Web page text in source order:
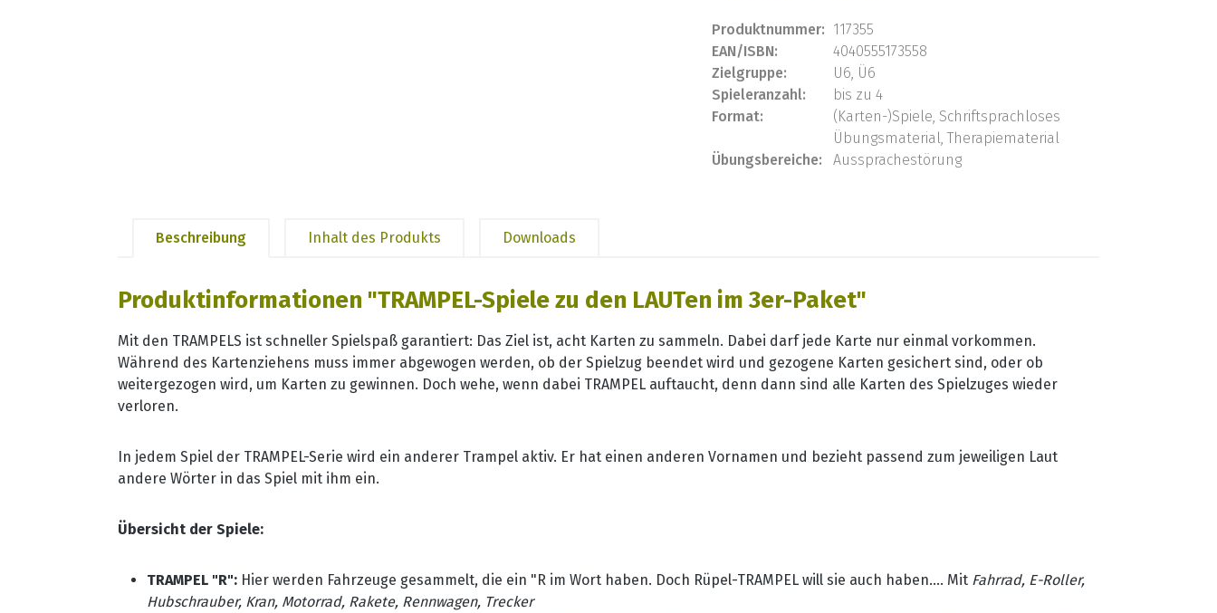
Produktnummer: 117355
EAN/ISBN:
4040555173558
Zielgruppe:
U6, Ü6
Spieleranzahl:
bis zu 4
Format:
(Karten-)Spiele, Schriftsprachloses
Übungsmaterial, Therapiematerial
Übungsbereiche:
Aussprachestörung
Beschreibung Inhalt des Produkts Downloads
Produktinformationen "TRAMPEL-Spiele zu den LAUTen im 3er-Paket"
Mit den TRAMPELS ist schneller Spielspaß garantiert: Das Ziel ist, acht Karten zu sammeln. Dabei darf jede Karte nur einmal vorkommen.
Während des Kartenziehens muss immer abgewogen werden, ob der Spielzug beendet wird und gezogene Karten gesichert sind, oder ob
weitergezogen wird, um Karten zu gewinnen. Doch wehe, wenn dabei TRAMPEL auftaucht, denn dann sind alle Karten des Spielzuges wieder
verloren.
In jedem Spiel der TRAMPEL-Serie wird ein anderer Trampel aktiv. Er hat einen anderen Vornamen und bezieht passend zum jeweiligen Laut
andere Wörter in das Spiel mit ihm ein.
Übersicht der Spiele:
TRAMPEL "R": Hier werden Fahrzeuge gesammelt, die ein "R im Wort haben. Doch Rüpel-TRAMPEL will sie auch haben.... Mit Fahrrad, E-Roller,
Hubschrauber, Kran, Motorrad, Rakete, Rennwagen, Trecker